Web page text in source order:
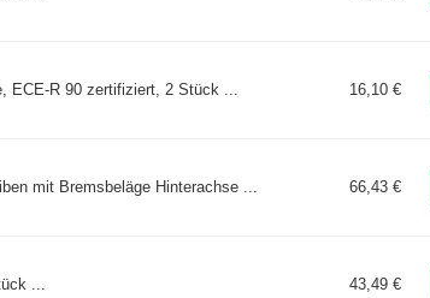
ECE-R 90 zertifiziert, 2 Stück ... 16,10 €
mit Bremsbeläge Hinterachse ... 66,43 €
... 43,49 €